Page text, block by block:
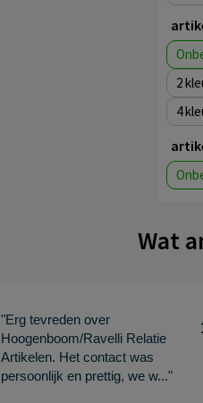
2
4
Wat
"Erg tevreden over
Hoogenboom/Ravelli Relatie
Artikelen. Het contact was
persoonlijk en prettig, we w..."